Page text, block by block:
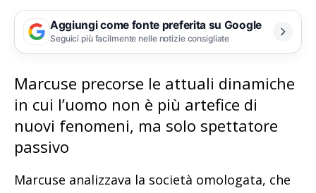
Aggiungi come fonte preferita su Google
Seguici più facilmente nelle notizie consigliate
Marcuse precorse le attuali dinamiche
in cui l’uomo non è più artefice di
nuovi fenomeni, ma solo spettatore
passivo
Marcuse analizzava la società omologata, che